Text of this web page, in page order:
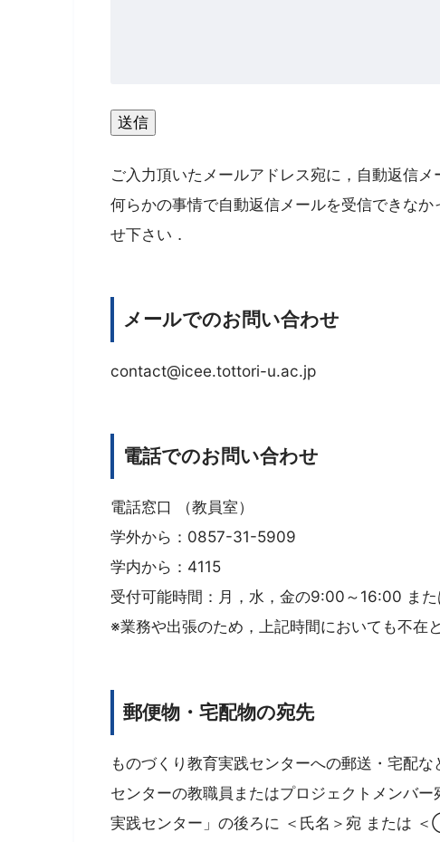
ご入力頂いたメールアドレス宛に，自動返信メ
何らかの事情で自動返信メールを受信できな
せ下さい．
メールでのお問い合わせ
contact@icee.tottori-u.ac.jp
電話でのお問い合わせ
電話窓口 （教員室）
学外から：0857-31-5909
学内から：4115
受付可能時間：月，水，金の9:00～16:00 ま
※業務や出張のため，上記時間においても不在
郵便物・宅配物の宛先
ものづくり教育実践センターへの郵送・宅配な
センターの教職員またはプロジェクトメンバ
実践センター」の後ろに ＜氏名＞宛 または